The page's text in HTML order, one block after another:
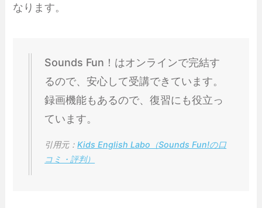
なります。
Sounds Fun！はオンラインで完結す
るので、安心して受講できています。
録画機能もあるので、復習にも役立っ
ています。
引用元：Kids English Labo（Sounds Fun!の口
コミ・評判）